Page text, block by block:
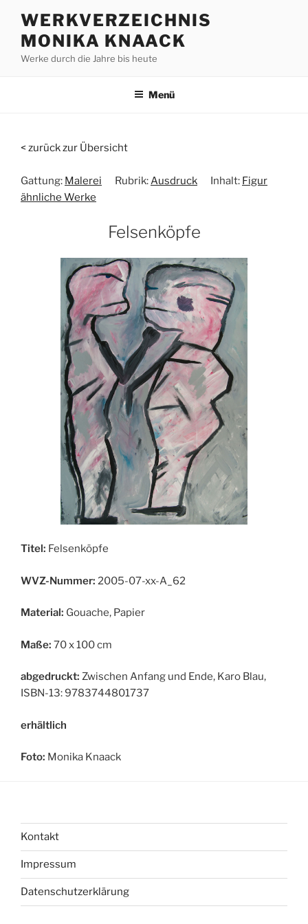
Inhalt
springen
WERKVERZEICHNIS
MONIKA KNAACK
Werke durch die Jahre bis heute
Menü
< zurück zur Übersicht
Gattung: Malerei Rubrik: Ausdruck Inhalt: Figur
ähnliche Werke
Felsenköpfe
Titel: Felsenköpfe
WVZ-Nummer: 2005-07-xx-A_62
Material: Gouache, Papier
Maße: 70 x 100 cm
abgedruckt: Zwischen Anfang und Ende, Karo Blau,
ISBN-13: 9783744801737
erhältlich
Foto: Monika Knaack
Kontakt
Impressum
Datenschutzerklärung